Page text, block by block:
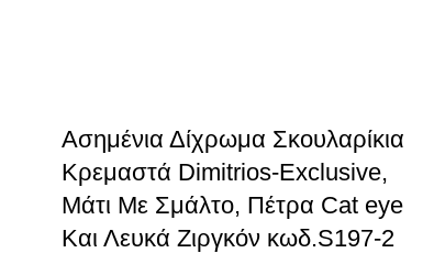
Ασημένια Δίχρωμα Σκουλαρίκια
Κρεμαστά Dimitrios-Exclusive,
Μάτι Με Σμάλτο, Πέτρα Cat eye
Και Λευκά Ζιργκόν κωδ.S197-2